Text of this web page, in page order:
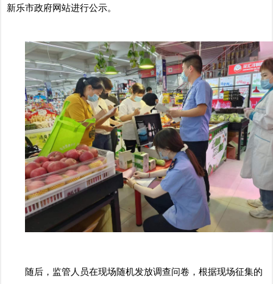
新乐市政府网站进行公示。
随后，监管人员在现场随机发放调查问卷，根据现场征集的